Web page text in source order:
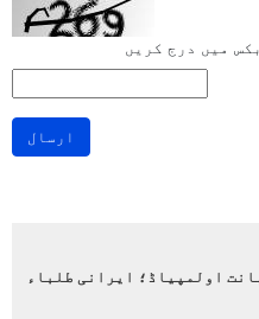
میں درج کریں
ارسال
اولمپیاڈ؛ ایرانی طلباء